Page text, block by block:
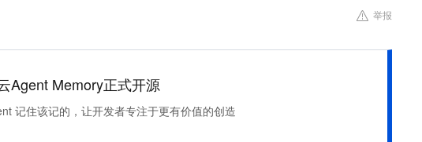
举报
Agent Memory正式开源
记住该记的，让开发者专注于更有价值的创造